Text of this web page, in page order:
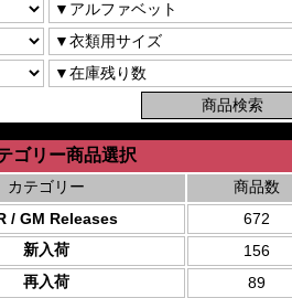
ゴリー商品選択
カテゴリー
商品数
/ GM Releases
672
新入荷
156
再入荷
89